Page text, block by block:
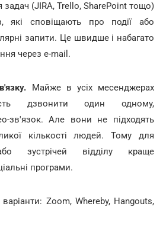
задач (JIRA, Trello, SharePoint тощо)
які сповіщають про події або
запити. Це швидше і набагато
через e-mail.
Майже в усіх месенджерах
дзвонити один одному,
зв'язок. Але вони не підходять
кількості людей. Тому для
зустрічей відділу краще
програми.
Zoom, Whereby, Hangouts,